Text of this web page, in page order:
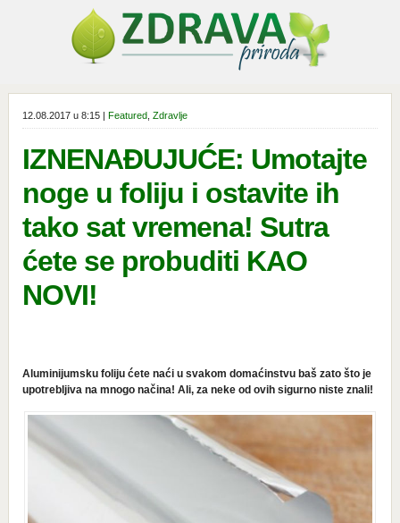
12.08.2017 u 8:15 | Featured, Zdravlje
IZNENAĐUJUĆE: Umotajte
noge u foliju i ostavite ih
tako sat vremena! Sutra
ćete se probuditi KAO
NOVI!
Aluminijumsku foliju ćete naći u svakom domaćinstvu baš zato što je
upotrebljiva na mnogo načina! Ali, za neke od ovih sigurno niste znali!